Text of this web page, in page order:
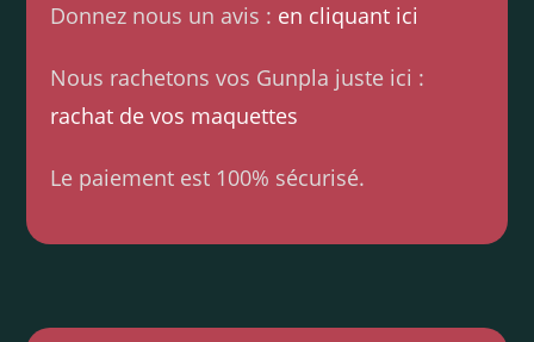
Donnez nous un avis : en cliquant ici
Nous rachetons vos Gunpla juste ici :
rachat de vos maquettes
Le paiement est 100% sécurisé.